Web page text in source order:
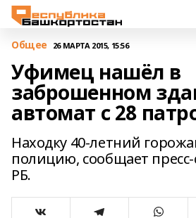
Общее 26 МАРТА 2015, 15:56
Уфимец нашёл в
заброшенном
автомат с 28
Находку 40-летний
полицию, сообщает
РБ.